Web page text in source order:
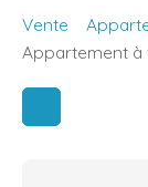
Vente
Appartement à